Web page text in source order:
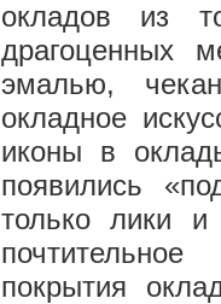
окладов из
драгоценных
эмалью,
окладное
иконы в
появились
только лики
покрытия